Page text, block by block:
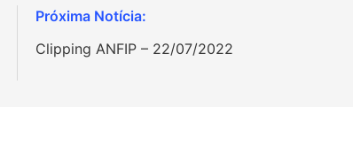
Clipping ANFIP – 22/07/2022